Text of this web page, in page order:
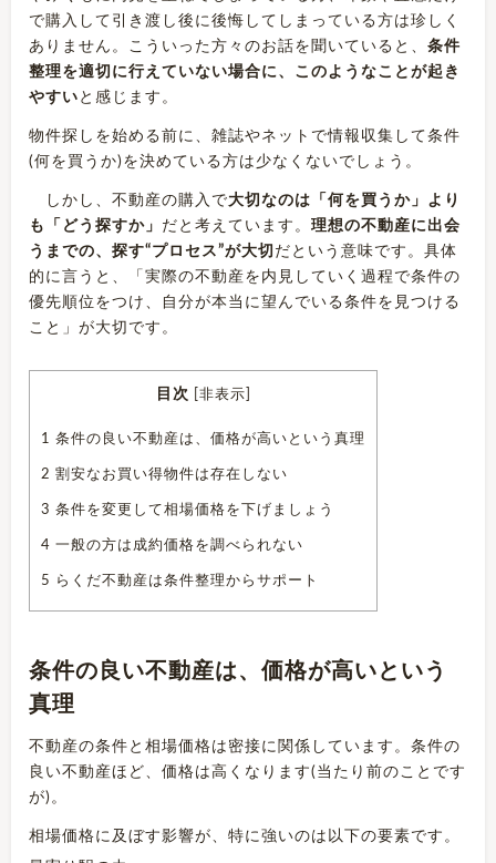
で購入して引き渡し後に後悔してしまっている方は珍しく
ありません。こういった方々のお話を聞いていると、 条件
整理を適切に行えていない場合に、このようなことが起き
やすい と感じます。
物件探しを始める前に、雑誌やネットで情報収集して条件
(何を買うか)を決めている方は少なくないでしょう。
しかし、不動産の購入で大切なのは「何を買うか」より
も「どう探すか」 だと考えています。 理想の不動産に出会
うまでの、探す“プロセス”が大切 だという意味です。具体
的に言うと、「実際の不動産を内見していく過程で条件の
優先順位をつけ、自分が本当に望んでいる条件を見つける
こと」が大切です。
目次 非表示
1 条件の良い不動産は、価格が高いという真理
2 割安なお買い得物件は存在しない
3 条件を変更して相場価格を下げましょう
4 一般の方は成約価格を調べられない
5 らくだ不動産は条件整理からサポート
条件の良い不動産は、価格が高いという
真理
不動産の条件と相場価格は密接に関係しています。条件の
良い不動産ほど、価格は高くなります(当たり前のことです
が)。
相場価格に及ぼす影響が、特に強いのは以下の要素です。